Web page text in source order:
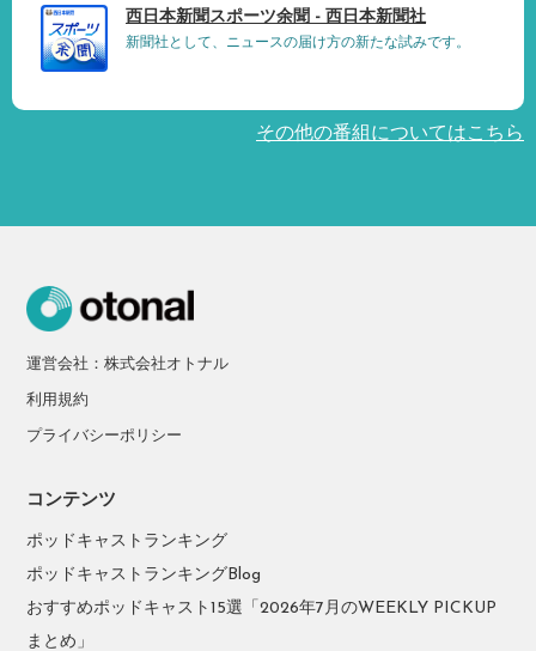
西日本新聞スポーツ余聞 - 西日本新聞社
新聞社として、ニュースの届け方の新たな試みです。
その他の番組についてはこちら
運営会社：株式会社オトナル
利用規約
プライバシーポリシー
コンテンツ
ポッドキャストランキング
ポッドキャストランキングBlog
おすすめポッドキャスト15選「2026年7月のWEEKLY PICKUP
まとめ」